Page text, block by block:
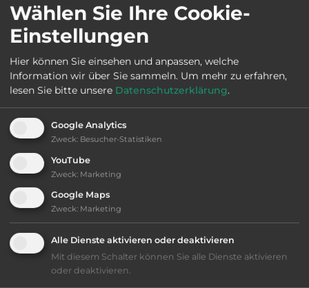
E-Mail: courier@ville-saran.fr
Webseite: www.ville-saran.fr/camping-car
Ausstattung:
Lage: ansprechend
Wählen Sie Ihre Cookie-
Einstellungen
Hier können Sie einsehen und anpassen, welche
Information wir über Sie sammeln. Um mehr zu erfahren,
lesen Sie bitte unsere Datenschutzerklärung.
Google Analytics
Zweck: Besucher-Statistiken
YouTube
Zweck: Marketing
Google Maps
Zweck: Marketing
Alle Dienste aktivieren oder deaktivieren
Mit diesem Schalter können Sie alle Dienste aktivieren
oder deaktivieren.